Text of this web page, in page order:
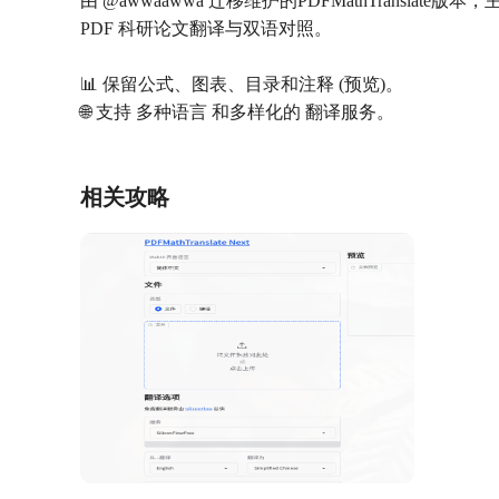
PDF 科研论文翻译与双语对照。
📊 保留公式、图表、目录和注释 (预览)。
🌐 支持 多种语言 和多样化的 翻译服务。
相关攻略